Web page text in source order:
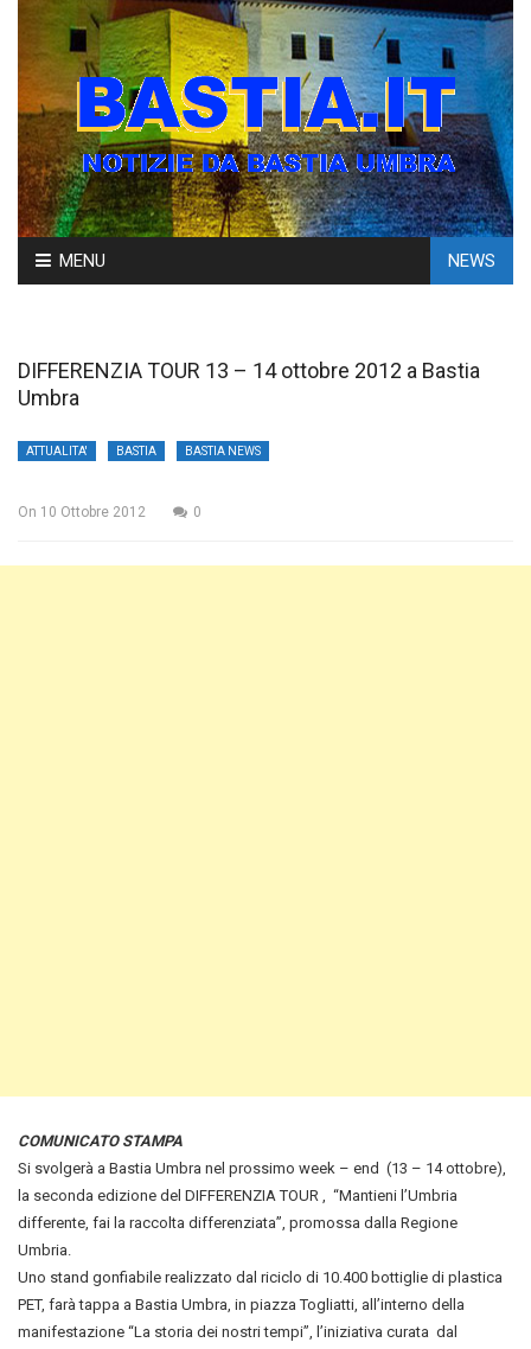
Skip
to
MENU NEWS
DIFFERENZIA TOUR 13 – 14 ottobre 2012 a Bastia
Umbra
ATTUALITA' BASTIA BASTIA NEWS
On 10 Ottobre 2012 0
COMUNICATO STAMPA
Si svolgerà a Bastia Umbra nel prossimo week – end (13 – 14 ottobre),
la seconda edizione del DIFFERENZIA TOUR , “Mantieni l’Umbria
differente, fai la raccolta differenziata”, promossa dalla Regione
Umbria.
Uno stand gonfiabile realizzato dal riciclo di 10.400 bottiglie di plastica
PET, farà tappa a Bastia Umbra, in piazza Togliatti, all’interno della
manifestazione “La storia dei nostri tempi”, l’iniziativa curata dal